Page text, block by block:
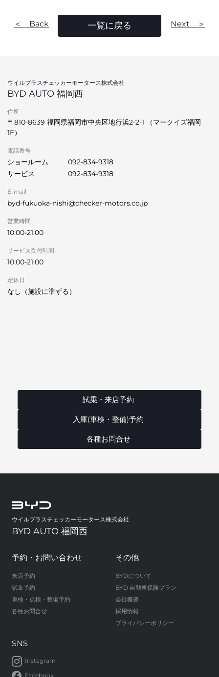
＜ Back 一覧に戻る Next ＞
ウイルプラスチェッカーモータース株式会社
BYD AUTO 福岡西
住所
〒810-8639 福岡県福岡市中央区地行浜2-2-1 （マークイズ福岡
1F）
電話番号
ショールーム
092-834-9318
サービス
092-834-9318
E-mail
byd-fukuoka-nishi@checker-motors.co.jp
営業時間
10:00-21:00
サービス受付時間
10:00-21:00
定休日
なし（施設に準ずる）
試乗・来店予約
入庫(車検・整備)予約
各種お問合せ
ウイルプラスチェッカーモータース株式会社
BYD AUTO 福岡西
予約・お問い合わせ
来店予約
試乗予約
車検・点検・整備予約
各種お問合せ
その他
BYDについて
BYD 自動車保険プラン
会社概要
採用情報
プライバシーポリシー
SNS
Instagram
Facebook